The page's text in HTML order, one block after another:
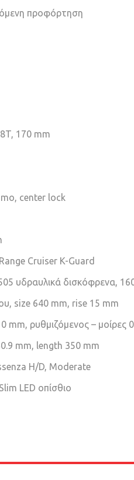
προφόρτηση
170 mm
center lock
Cruiser K-Guard
υδραυλικά δισκόφρενα,
size 640 mm, rise 15 mm
mm, ρυθμιζόμενος – μοίρες
mm, length 350 mm
H/D, Moderate
LED οπίσθιο